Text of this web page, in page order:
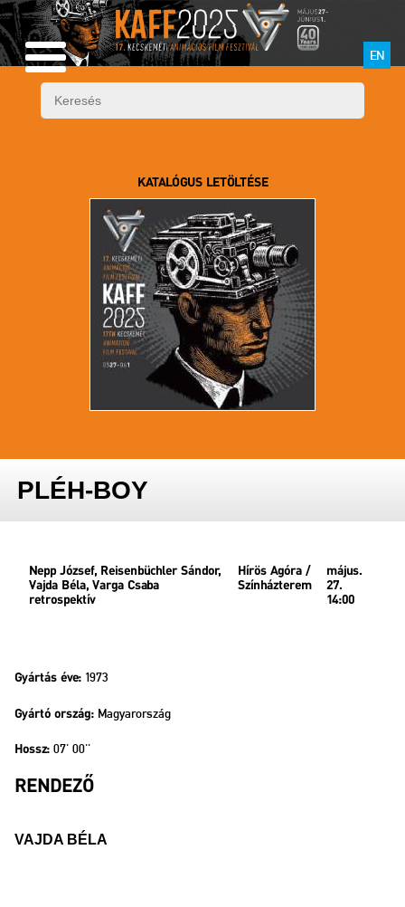
EN
KATALÓGUS LETÖLTÉSE
PLÉH-BOY
Nepp József, Reisenbüchler Sándor,
Vajda Béla, Varga Csaba
retrospektív
Hírös Agóra /
Színházterem
május.
27.
14:00
Gyártás éve: 1973
Gyártó ország: Magyarország
Hossz: 07' 00''
RENDEZŐ
VAJDA BÉLA